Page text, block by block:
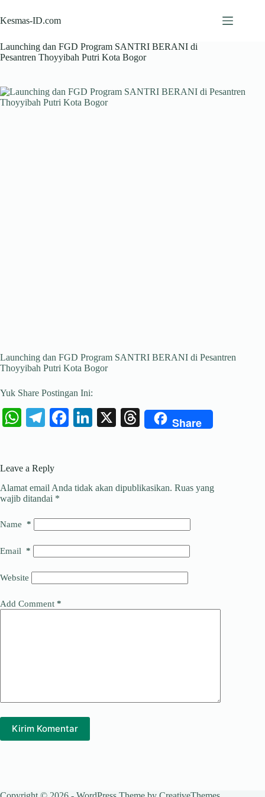
to
content
Kesmas-ID.com
Launching dan FGD Program SANTRI BERANI di
Pesantren Thoyyibah Putri Kota Bogor
Launching dan FGD Program SANTRI BERANI di Pesantren
Thoyyibah Putri Kota Bogor
Yuk Share Postingan Ini:
W
A
pp
Te
a
m
Fa
Li
X
T
Share
Leave a Reply
Alamat email Anda tidak akan dipublikasikan. Ruas yang
wajib ditandai *
Name *
Email *
Website
Add Comment *
Kirim Komentar